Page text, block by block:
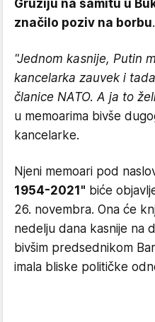
Gruziju na samitu u
značilo poziv na borbu.
"Jednom kasnije, Putin
kancelarka zauvek i
članice NATO. A ja to
u memoarima bivše
kancelarke.
Njeni memoari pod
1954-2021" biće
26. novembra. Ona će
nedelju dana kasnije na
bivšim predsednikom
imala bliske političke